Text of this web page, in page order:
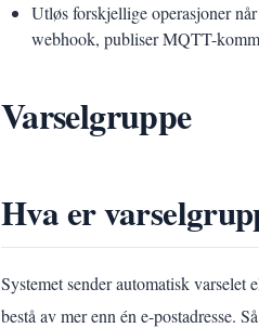
Utløs forskjellige operasjoner
webhook, publiser MQTT-
Varselgruppe
Hva er
Systemet sender automatisk
bestå av mer enn én e-postadresse.